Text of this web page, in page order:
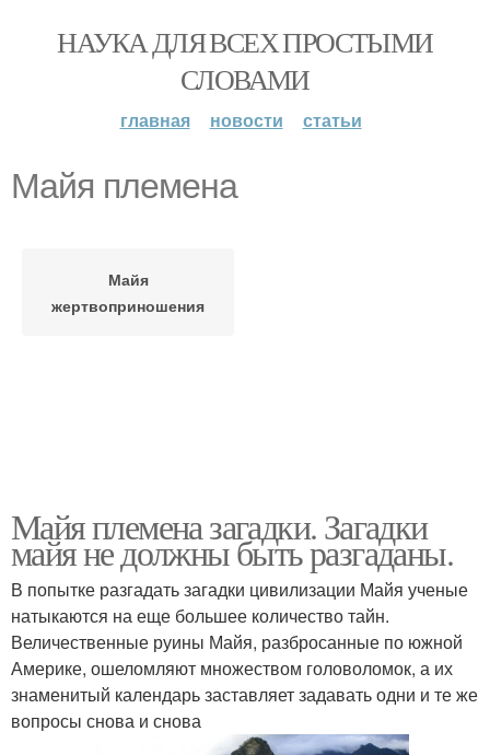
НАУКА ДЛЯ ВСЕХ ПРОСТЫМИ
СЛОВАМИ
главная новости статьи
Майя племена
Майя
жертвоприношения
Майя племена загадки. Загадки
майя не должны быть разгаданы.
В попытке разгадать загадки цивилизации Майя ученые
натыкаются на еще большее количество тайн.
Величественные руины Майя, разбросанные по южной
Америке, ошеломляют множеством головоломок, а их
знаменитый календарь заставляет задавать одни и те же
вопросы снова и снова